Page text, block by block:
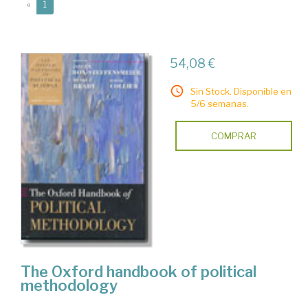
« 1
54,08 €
Sin Stock. Disponible en
5/6 semanas.
COMPRAR
The Oxford handbook of political
methodology